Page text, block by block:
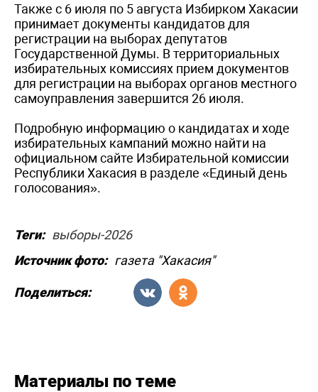
Также с 6 июля по 5 августа Избирком Хакасии
принимает документы кандидатов для
регистрации на выборах депутатов
Государственной Думы. В территориальных
избирательных комиссиях прием документов
для регистрации на выборах органов местного
самоуправления завершится 26 июля.
Подробную информацию о кандидатах и ходе
избирательных кампаний можно найти на
официальном сайте Избирательной комиссии
Республики Хакасия в разделе «Единый день
голосования».
Теги: выборы-2026
Источник фото: газета "Хакасия"
Поделиться:
Материалы по теме